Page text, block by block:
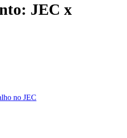
JEC x
no JEC